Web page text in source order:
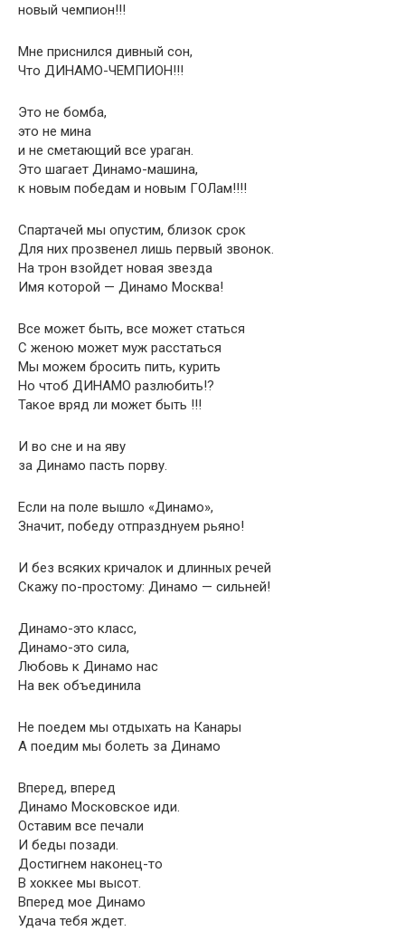
новый чемпион!!!
Мне приснился дивный сон,
Что ДИНАМО-ЧЕМПИОН!!!
Это не бомба,
это не мина
и не сметающий все ураган.
Это шагает Динамо-машина,
к новым победам и новым ГОЛам!!!!
Спартачей мы опустим, близок срок
Для них прозвенел лишь первый звонок.
На трон взойдет новая звезда
Имя которой — Динамо Москва!
Все может быть, все может статься
С женою может муж расстаться
Мы можем бросить пить, курить
Но чтоб ДИНАМО разлюбить!?
Такое вряд ли может быть !!!
И во сне и на яву
за Динамо пасть порву.
Если на поле вышло «Динамо»,
Значит, победу отпразднуем рьяно!
И без всяких кричалок и длинных речей
Скажу по-простому: Динамо — сильней!
Динамо-это класс,
Динамо-это сила,
Любовь к Динамо нас
На век объединила
Не поедем мы отдыхать на Канары
А поедим мы болеть за Динамо
Вперед, вперед
Динамо Московское иди.
Оставим все печали
И беды позади.
Достигнем наконец-то
В хоккее мы высот.
Вперед мое Динамо
Удача тебя ждет.